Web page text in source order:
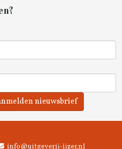
nieuwsbrief
info@uitgeverij-ijzer.nl